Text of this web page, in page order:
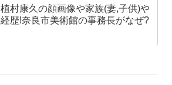
植村康久の顔画像や家族(妻,子供)や
経歴!奈良市美術館の事務長がなぜ?